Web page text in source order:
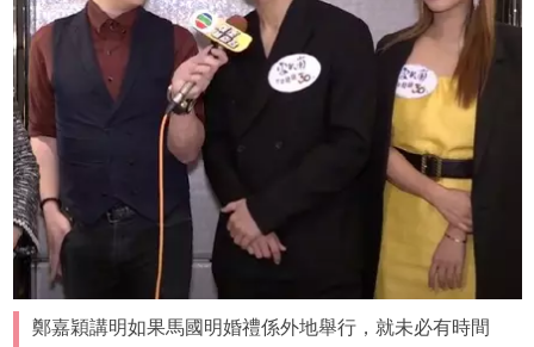
鄭嘉穎講明如果馬國明婚禮係外地舉行，就未必有時間